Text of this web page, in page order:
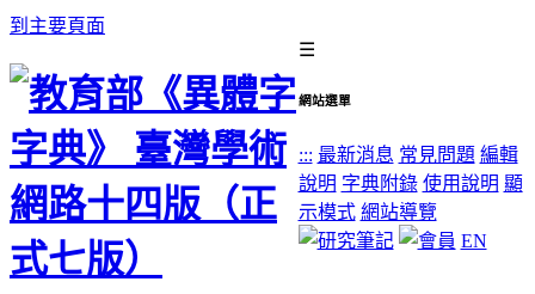
到主要頁面
☰
網站選單
::: 最新消息 常見問題 編輯
說明 字典附錄 使用說明 顯
示模式 網站導覽
EN